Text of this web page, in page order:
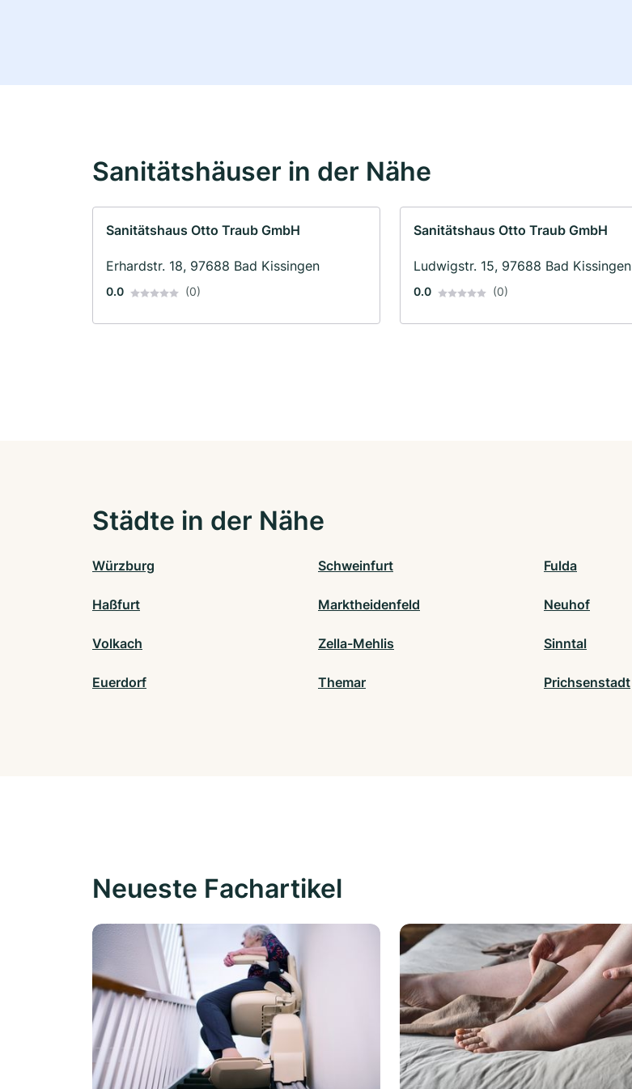
Sanitätshäuser in der Nähe
Sanitätshaus Otto Traub GmbH
Erhardstr. 18, 97688 Bad Kissingen
0.0 (0)
Sanitätshaus Otto Traub GmbH
Ludwigstr. 15, 97688 Bad Kissingen
0.0 (0)
Städte in der Nähe
Würzburg Schweinfurt Fulda
Haßfurt Marktheidenfeld Neuhof
Volkach Zella-Mehlis Sinntal
Euerdorf Themar Prichsenstadt
Neueste Fachartikel